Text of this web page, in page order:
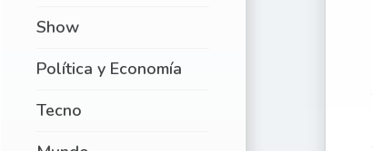
Show
Política y Economía
Tecno